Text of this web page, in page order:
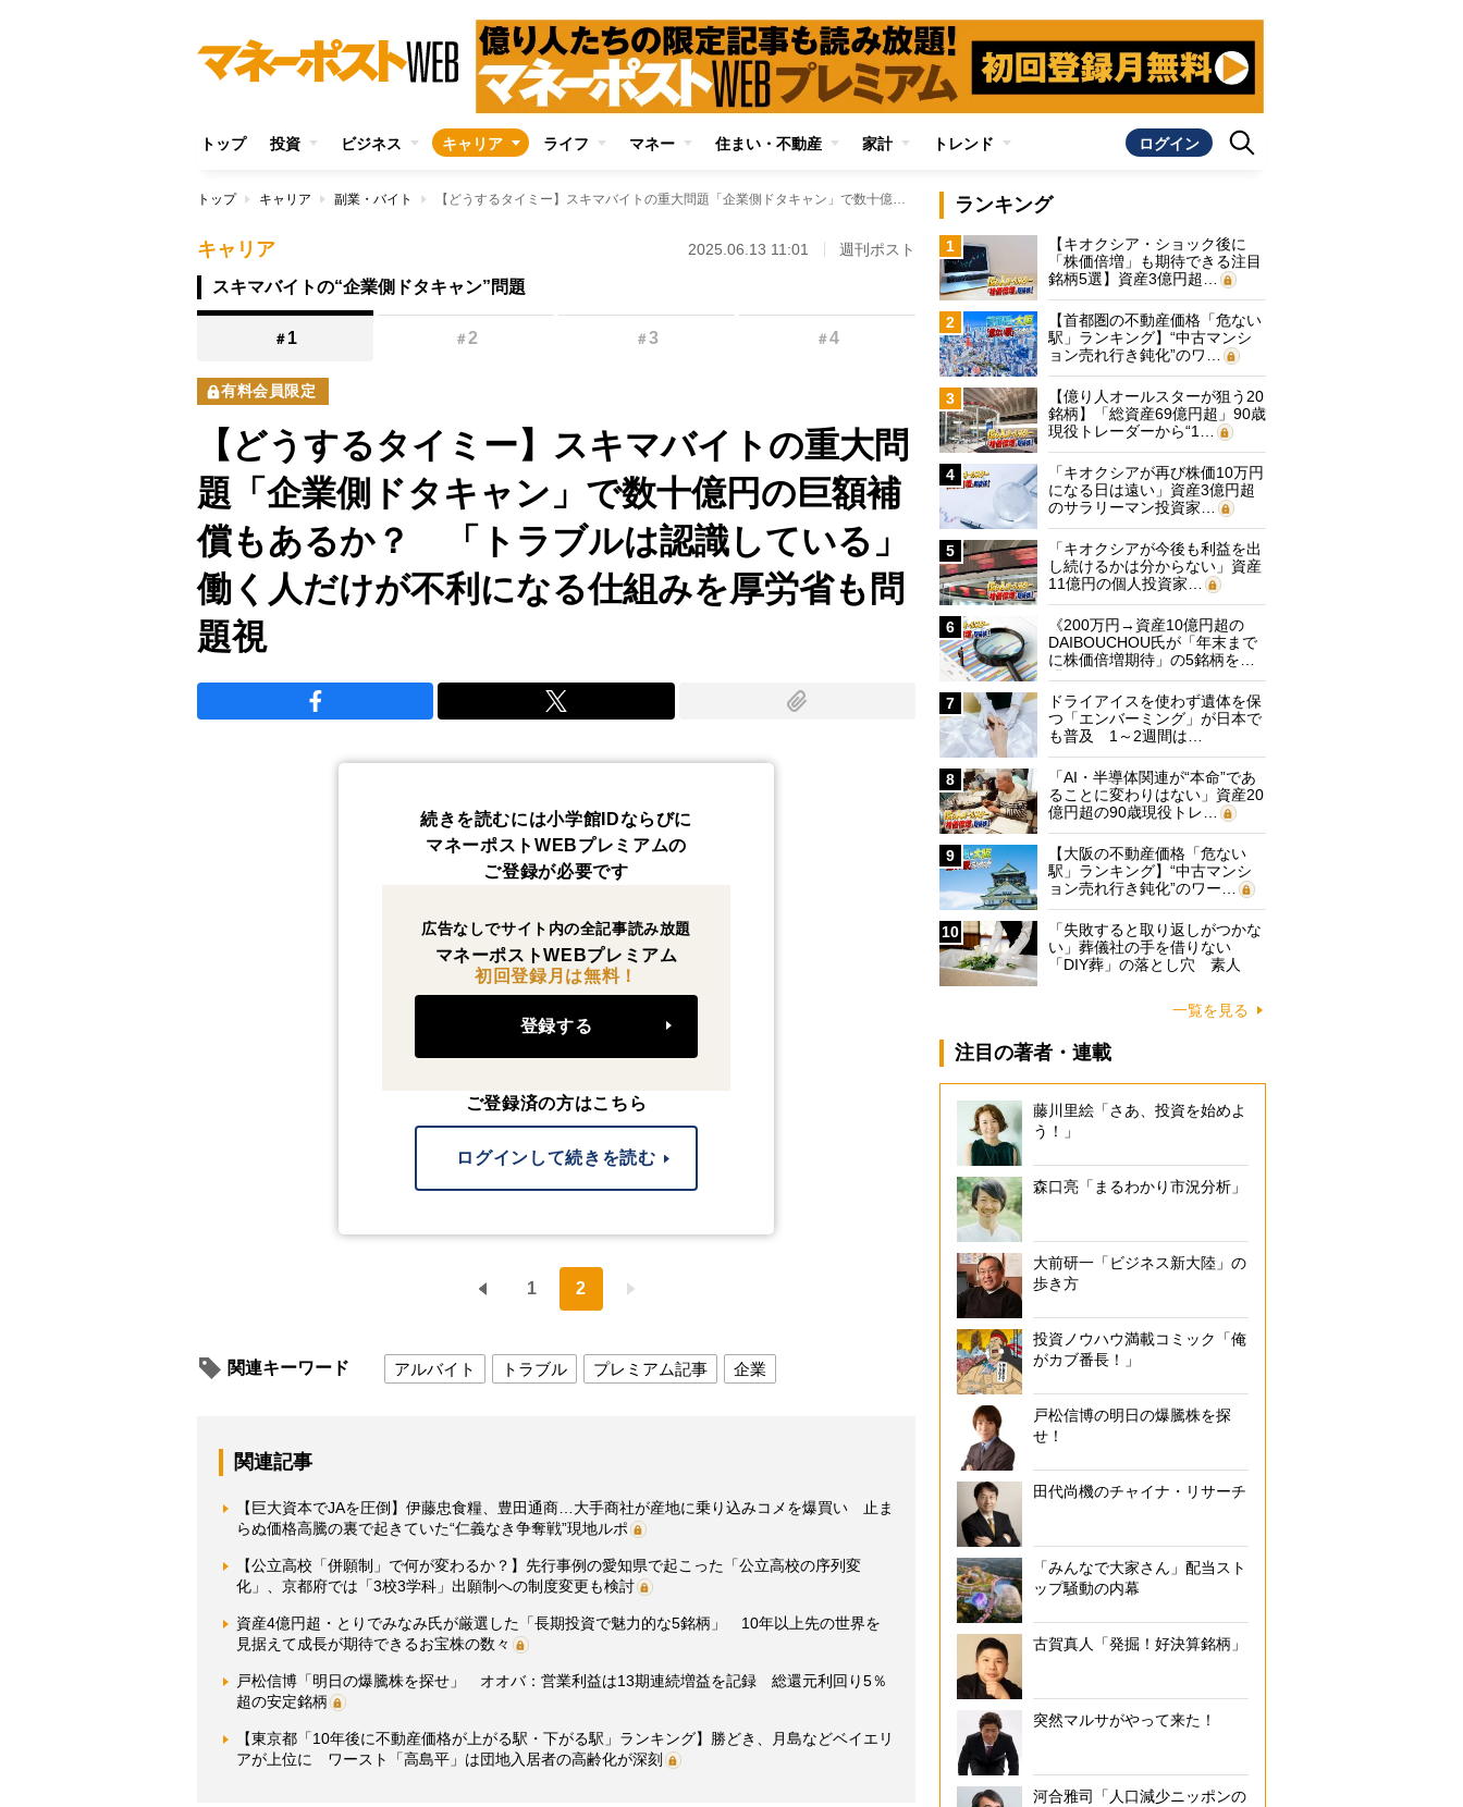
トップ 投資 ビジネス キャリア ライフ マネー 住まい・不動産 家計 トレンド ログイン
トップ キャリア 副業・バイト 【どうするタイミー】スキマバイトの重大問題「企業側ドタキャン」で数十億円の巨額補償もあるか？ 「トラブルは認識している」働く人だけが不利になる仕組みを厚労省も問題視
キャリア 2025.06.13 11:01 週刊ポスト
スキマバイトの“企業側ドタキャン”問題
＃ 1 ＃2 ＃3 ＃4
有料会員限定
【どうするタイミー】スキマバイトの重大問
題「企業側ドタキャン」で数十億円の巨額補
償もあるか？ 「トラブルは認識している」
働く人だけが不利になる仕組みを厚労省も問
題視
続きを読むには小学館IDならびに
マネーポストWEBプレミアムの
ご登録が必要です
広告なしでサイト内の全記事読み放題
マネーポストWEBプレミアム
初回登録月は無料！
登録する
ご登録済の方はこちら
ログインして続きを読む
1 2
関連キーワード アルバイト トラブル プレミアム記事 企業
関連記事
【巨大資本でJAを圧倒】伊藤忠食糧、豊田通商…大手商社が産地に乗り込みコメを爆買い 止ま
らぬ価格高騰の裏で起きていた“仁義なき争奪戦”現地ルポ
【公立高校「併願制」で何が変わるか？】先行事例の愛知県で起こった「公立高校の序列変
化」、京都府では「3校3学科」出願制への制度変更も検討
資産4億円超・とりでみなみ氏が厳選した「長期投資で魅力的な5銘柄」 10年以上先の世界を
見据えて成長が期待できるお宝株の数々
戸松信博「明日の爆騰株を探せ」 オオバ：営業利益は13期連続増益を記録 総還元利回り5％
超の安定銘柄
【東京都「10年後に不動産価格が上がる駅・下がる駅」ランキング】勝どき、月島などベイエリ
アが上位に ワースト「高島平」は団地入居者の高齢化が深刻
ランキング
1
【キオクシア・ショック後に
「株価倍増」も期待できる注目
銘柄5選】資産3億円超…
2
【首都圏の不動産価格「危ない
駅」ランキング】“中古マンシ
ョン売れ行き鈍化”のワ…
3
【億り人オールスターが狙う20
銘柄】「総資産69億円超」90歳
現役トレーダーから“1…
4
「キオクシアが再び株価10万円
になる日は遠い」資産3億円超
のサラリーマン投資家…
5
「キオクシアが今後も利益を出
し続けるかは分からない」資産
11億円の個人投資家…
6
《200万円→資産10億円超の
DAIBOUCHOU氏が「年末まで
に株価倍増期待」の5銘柄を…
7
ドライアイスを使わず遺体を保
つ「エンバーミング」が日本で
も普及 1～2週間は…
8
「AI・半導体関連が“本命”であ
ることに変わりはない」資産20
億円超の90歳現役トレ…
9
【大阪の不動産価格「危ない
駅」ランキング】“中古マンシ
ョン売れ行き鈍化”のワー…
10
「失敗すると取り返しがつかな
い」葬儀社の手を借りない
「DIY葬」の落とし穴 素人
一覧を見る
注目の著者・連載
藤川里絵「さあ、投資を始めよ
う！」
森口亮「まるわかり市況分析」
大前研一「ビジネス新大陸」の
歩き方
投資ノウハウ満載コミック「俺
がカブ番長！」
戸松信博の明日の爆騰株を探
せ！
田代尚機のチャイナ・リサーチ
「みんなで大家さん」配当スト
ップ騒動の内幕
古賀真人「発掘！好決算銘柄」
突然マルサがやって来た！
河合雅司「人口減少ニッポンの